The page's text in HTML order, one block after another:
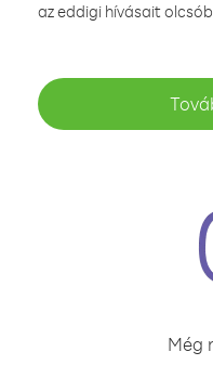
az eddigi hívásait
Még